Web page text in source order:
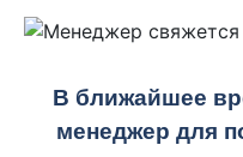
В ближайшее
менеджер для